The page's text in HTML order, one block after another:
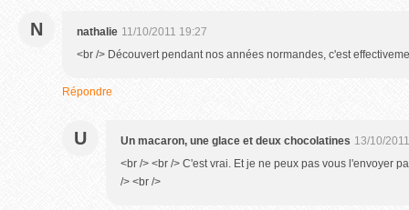
N nathalie 11/10/2011 19:27
<br /> Découvert pendant nos années normandes, c'est
Répondre
U Un macaron, une glace et deux chocolatines 13/10/
<br /> <br /> C'est vrai. Et je ne peux pas vous l'envoyer
/> <br />